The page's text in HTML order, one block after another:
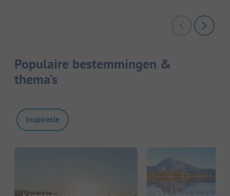
Populaire bestemmingen &
thema’s
Inspiratie